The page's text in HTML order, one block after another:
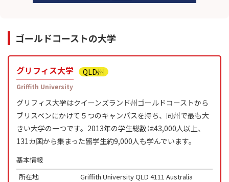
ゴールドコーストの大学
グリフィス大学
Griffith University
QLD州
グリフィス大学はクイーンズランド州ゴールドコーストから
ブリスベンにかけて５つのキャンパスを持ち、同州で最も大
きい大学の一つです。2013年の学生総数は43,000人以上、
131カ国から集まった留学生約9,000人も学んでいます。
基本情報
所在地
Griffith University QLD 4111 Australia